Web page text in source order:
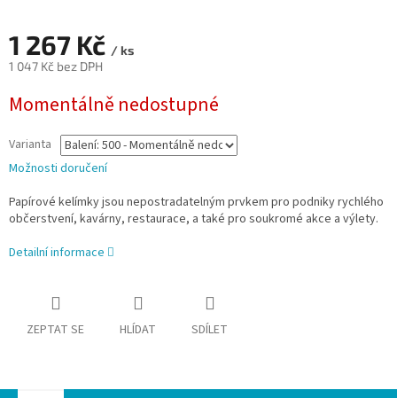
1 267 Kč / ks
1 047 Kč bez DPH
cena:
Momentálně nedostupné
Varianta
Možnosti doručení
Papírové kelímky jsou nepostradatelným prvkem pro podniky rychlého
občerstvení, kavárny, restaurace, a také pro soukromé akce a výlety.
Detailní informace
ZEPTAT SE HLÍDAT SDÍLET